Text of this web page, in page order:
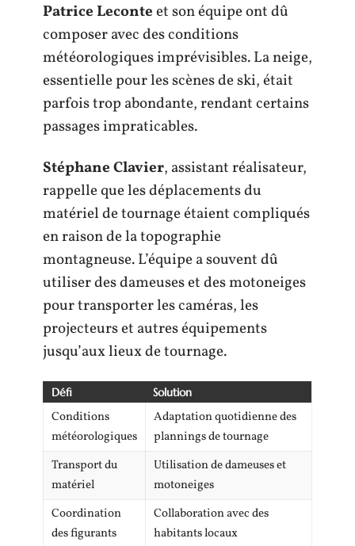
Patrice Leconteet son équipe ont dû
composer avec des conditions
météorologiques imprévisibles. La neige,
essentielle pour les scènes de ski, était
parfois trop abondante, rendant certains
passages impraticables.
Stéphane Clavier, assistant réalisateur,
rappelle que les déplacements du
matériel de tournage étaient compliqués
en raison de la topographie
montagneuse. L’équipe a souvent dû
utiliser des dameuses et des motoneiges
pour transporter les caméras, les
projecteurs et autres équipements
jusqu’aux lieux de tournage.
Défi Solution
Conditions
météorologiques
Adaptation quotidienne des
plannings de tournage
Transport du
matériel
Utilisation de dameuses et
motoneiges
Coordination
des figurants
Collaboration avec des
habitants locaux